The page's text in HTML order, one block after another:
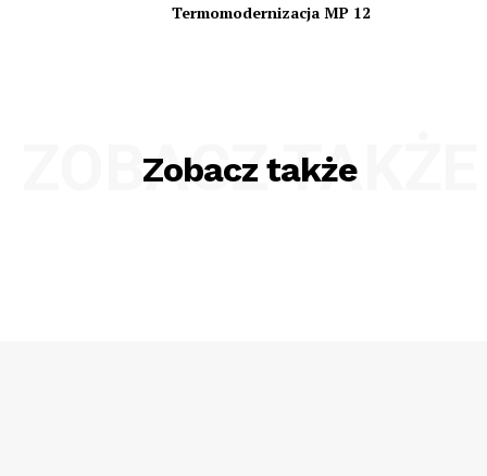
Termomodernizacja MP 12
Zobacz także
ZOBACZ TAKŻE